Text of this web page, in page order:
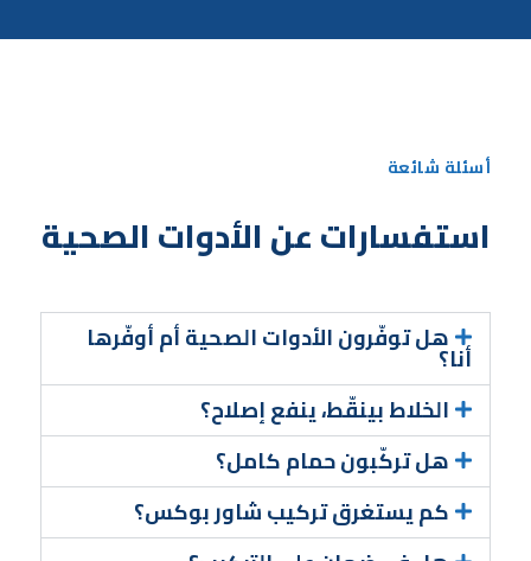
أسئلة شائعة
استفسارات عن الأدوات الصحية
هل توفّرون الأدوات الصحية أم أوفّرها
أنا؟
الخلاط بينقّط، ينفع إصلاح؟
هل تركّبون حمام كامل؟
كم يستغرق تركيب شاور بوكس؟